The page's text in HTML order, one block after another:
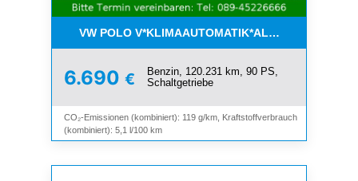
VW POLO
6.690 €
Benzin, 120.231 km, 90 PS,
Schaltgetriebe
CO₂-Emissionen (kombiniert): 119 g/km, Kraftstoffverbrauch
(kombiniert): 5,1 l/100 km